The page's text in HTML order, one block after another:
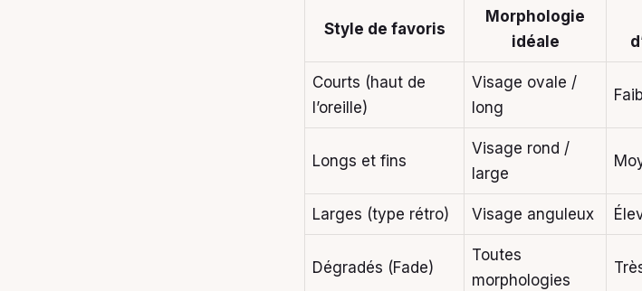
Style de favoris
Morphologie
idéale
Courts (haut de
l’oreille)
Visage ovale /
long
Longs et fins
Visage rond /
large
Larges (type rétro) Visage anguleux
Dégradés (Fade)
Toutes
morphologies